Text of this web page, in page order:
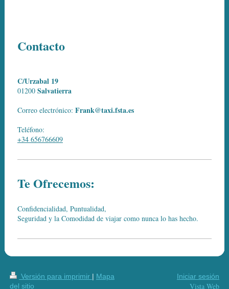
Contacto
C/Urzabal 19
01200 Salvatierra
Correo electrónico: Frank@taxi.fsta.es
Teléfono:
+34 656766609
Te Ofrecemos:
Confidencialidad, Puntualidad,
Seguridad y la Comodidad de viajar como nunca lo has hecho.
Versión para imprimir | Mapa
del sitio
Iniciar sesión
Vista Web